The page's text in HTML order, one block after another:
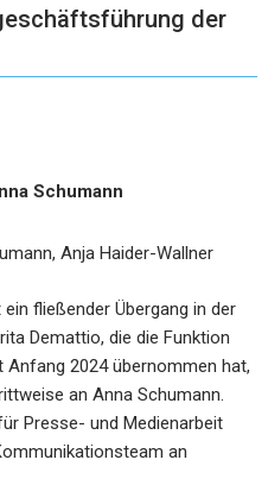
der
Schumann
Anja Haider-Wallner
fließender Übergang in der
Demattio, die die Funktion
2024 übernommen hat,
an Anna Schumann.
Presse- und Medienarbeit
an